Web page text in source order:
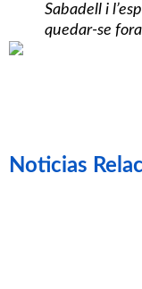
Sabadell i
quedar-se
Noticias